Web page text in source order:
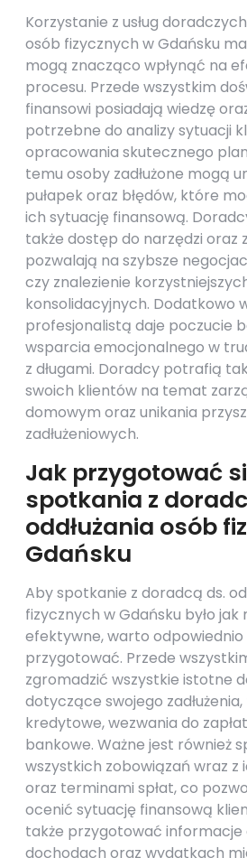
Korzystanie z usług
osób fizycznych w Gdańsku
mogą znacząco wpłynąć na
procesu. Przede wszystkim
finansowi posiadają wiedzę
potrzebne do analizy sytuacji
opracowania skutecznego
temu osoby zadłużone mogą
pułapek oraz błędów, które
ich sytuację finansową.
także dostęp do narzędzi oraz
pozwalają na szybsze
czy znalezienie
konsolidacyjnych. Dodatkowo
profesjonalistą daje poczucie
wsparcia emocjonalnego w
z długami. Doradcy potrafią
swoich klientów na temat
domowym oraz unikania
zadłużeniowych.
Jak przygotować
spotkania z
oddłużania osób
Gdańsku
Aby spotkanie z doradcą ds.
fizycznych w Gdańsku było jak
efektywne, warto odpowiednio
przygotować. Przede
zgromadzić wszystkie istotne
dotyczące swojego
kredytowe, wezwania do
bankowe. Ważne jest również
wszystkich zobowiązań wraz z
oraz terminami spłat, co
ocenić sytuację finansową
także przygotować informacje
dochodach oraz wydatkach